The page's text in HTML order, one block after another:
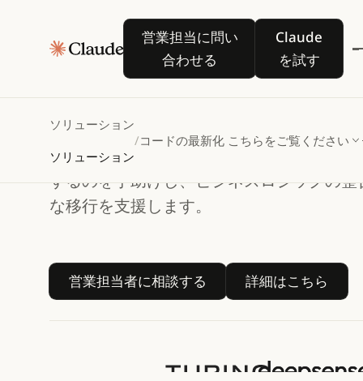
営業担当に問い
合わせる
営業担当に問い合わせる
Claude
を試す
Claude を
ソリューション
ソリューション
/コードの最新化 こちらをご覧ください
Claude Codeでコ
ードの最新化を加
Claude Codeは、業界をリードする企業
するのを手助けし、ビジネスロジックの
な移行を支援します。
営業担当者に相談する
営業担当者に相談する
詳細はこちら
詳細はこち